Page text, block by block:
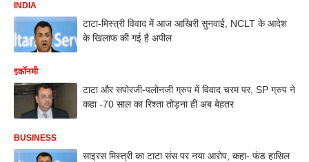
INDIA
टाटा-मिस्त्री विवाद में आज आखिरी सुनवाई, NCLT के आदेश
के खिलाफ की गई है अपील
इकॉनमी
टाटा और सपोरजी-पलोनजी ग्रुप में विवाद चरम पर, SP ग्रुप ने
कहा -70 साल का रिश्ता तोड़ना ही अब बेहतर
BUSINESS
साइरस मिस्त्री का टाटा संस पर नया आरोप, कहा- फंड हासिल